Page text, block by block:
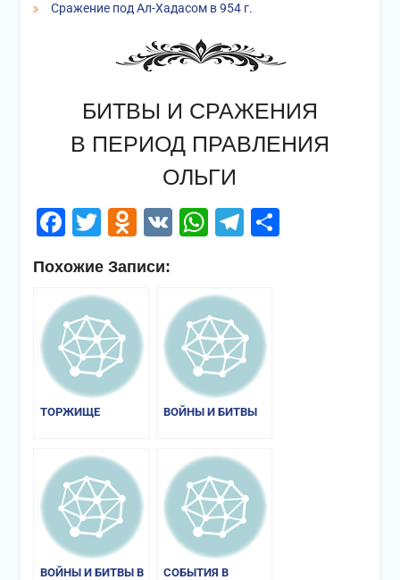
Сражение под Ал-Хадасом в 954 г.
БИТВЫ И СРАЖЕНИЯ
В ПЕРИОД ПРАВЛЕНИЯ
ОЛЬГИ
Facebook
Twitter
Odnoklassniki
VKWhatsApp
Telegram
Похожие Записи:
ТОРЖИЩЕ ВОЙНЫ И БИТВЫ
ВОЙНЫ И БИТВЫ В
СОБЫТИЯ В